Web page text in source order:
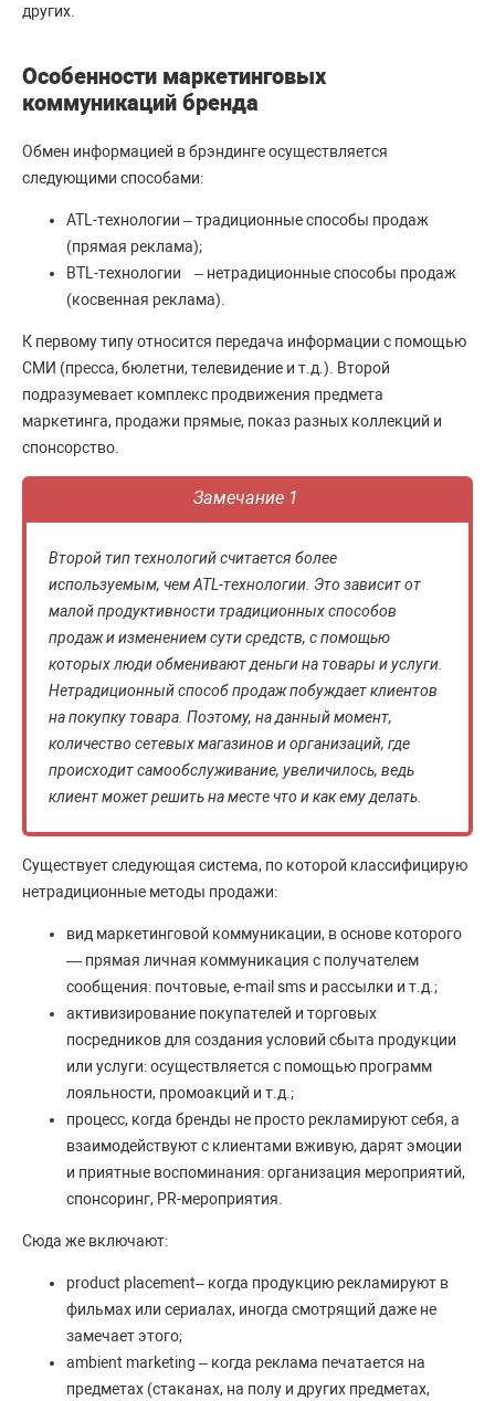
других.
Особенности маркетинговых
коммуникаций бренда
Обмен информацией в брэндинге осуществляется
следующими способами:
ATL-технологии – традиционные способы продаж
(прямая реклама);
BTL-технологии – нетрадиционные способы продаж
(косвенная реклама).
К первому типу относится передача информации с помощью
СМИ (пресса, бюлетни, телевидение и т.д.). Второй
подразумевает комплекс продвижения предмета
маркетинга, продажи прямые, показ разных коллекций и
спонсорство.
Замечание 1
Второй тип технологий считается более
используемым, чем ATL-технологии. Это зависит от
малой продуктивности традиционных способов
продаж и изменением сути средств, с помощью
которых люди обменивают деньги на товары и услуги.
Нетрадиционный способ продаж побуждает клиентов
на покупку товара. Поэтому, на данный момент,
количество сетевых магазинов и организаций, где
происходит самообслуживание, увеличилось, ведь
клиент может решить на месте что и как ему делать.
Существует следующая система, по которой классифицирую
нетрадиционные методы продажи:
вид маркетинговой коммуникации, в основе которого
— прямая личная коммуникация с получателем
сообщения: почтовые, e-mail sms и рассылки и т.д.;
активизирование покупателей и торговых
посредников для создания условий сбыта продукции
или услуги: осуществляется с помощью программ
лояльности, промоакций и т.д.;
процесс, когда бренды не просто рекламируют себя, а
взаимодействуют с клиентами вживую, дарят эмоции
и приятные воспоминания: организация мероприятий,
спонсоринг, PR-мероприятия.
Сюда же включают:
product placement– когда продукцию рекламируют в
фильмах или сериалах, иногда смотрящий даже не
замечает этого;
ambient marketing – когда реклама печатается на
предметах (стаканах, на полу и других предметах,